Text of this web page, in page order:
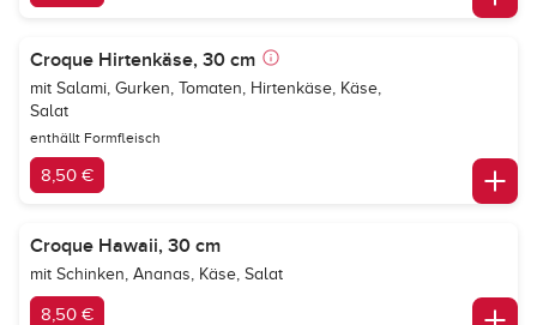
Croque Hirtenkäse, 30 cm
mit Salami, Gurken, Tomaten, Hirtenkäse, Käse,
Salat
enthällt Formfleisch
8,50 €
Croque Hawaii, 30 cm
mit Schinken, Ananas, Käse, Salat
8,50 €